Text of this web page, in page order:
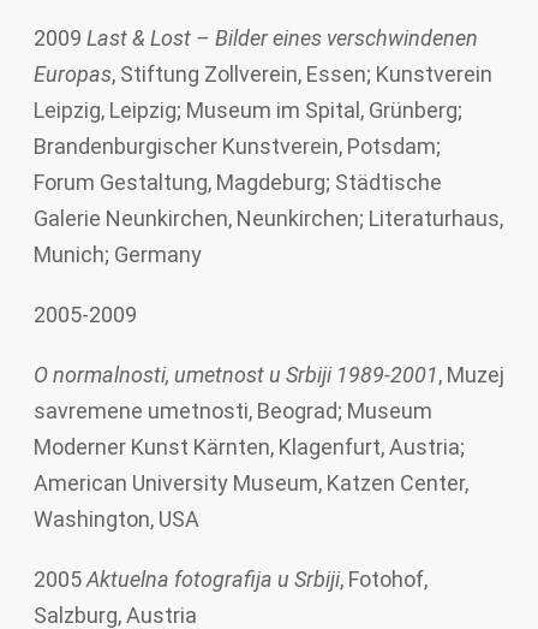
2009 Last & Lost – Bilder eines verschwindenen
Europas, Stiftung Zollverein, Essen; Kunstverein
Leipzig, Leipzig; Museum im Spital, Grünberg;
Brandenburgischer Kunstverein, Potsdam;
Forum Gestaltung, Magdeburg; Städtische
Galerie Neunkirchen, Neunkirchen; Literaturhaus,
Munich; Germany
2005-2009
O normalnosti, umetnost u Srbiji 1989-2001, Muzej
savremene umetnosti, Beograd; Museum
Moderner Kunst Kärnten, Klagenfurt, Austria;
American University Museum, Katzen Center,
Washington, USA
2005Aktuelna fotografija u Srbiji, Fotohof,
Salzburg, Austria